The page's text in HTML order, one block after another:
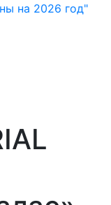
на 2026 год"